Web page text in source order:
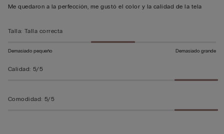
5
5
Me quedaron a la perfección, me gustó el color y la calidad de la tela
Talla: Talla correcta
Demasiado pequeño Demasiado grande
Calidad: 5/5
Comodidad: 5/5